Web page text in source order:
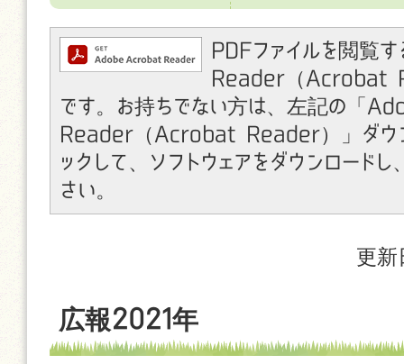
PDFファイルを閲覧
Reader（Acrobat
です。お持ちでない方は、左記の「
Reader（Acrobat Reader）」ダウン
ックして、ソフトウェアをダウンロードし
さい。
更新
広報2021年